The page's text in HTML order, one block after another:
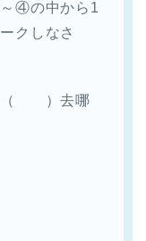
④の中から1
クしなさ
，（ ）去哪